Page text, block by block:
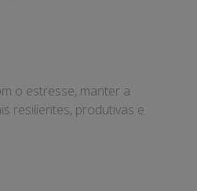
o estresse, manter a
resilientes, produtivas e